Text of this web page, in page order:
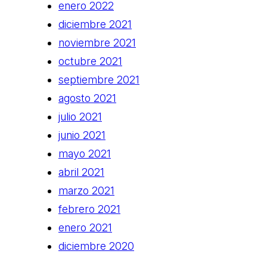
enero 2022
diciembre 2021
noviembre 2021
octubre 2021
septiembre 2021
agosto 2021
julio 2021
junio 2021
mayo 2021
abril 2021
marzo 2021
febrero 2021
enero 2021
diciembre 2020